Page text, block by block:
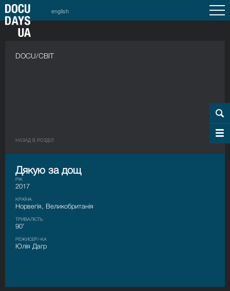
english
DOCU/СВІТ
НАЗАД В РОЗДIЛ
Дякую за дощ
РІК
2017
КРАЇНА
Норвегія, Великобританія
ТРИВАЛІСТЬ
90’
РЕЖИСЕР/-КА
Юлія Дагр